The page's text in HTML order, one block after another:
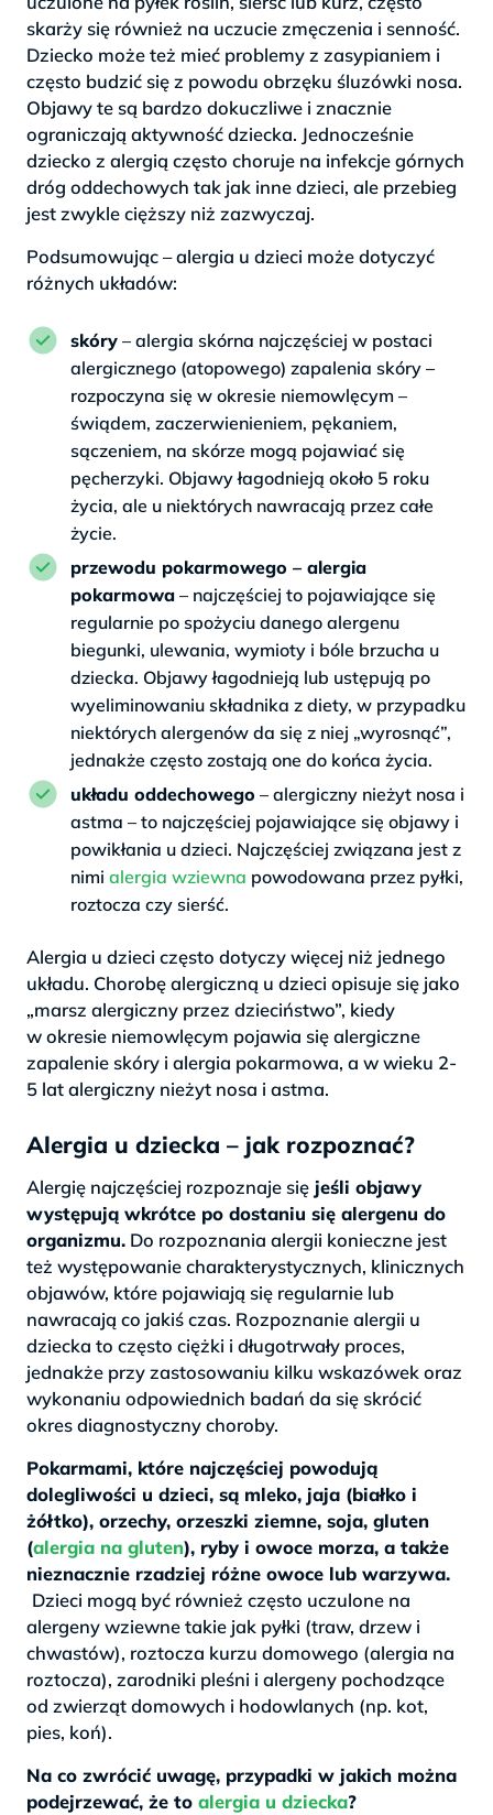
skarży się również na uczucie zmęczenia i senność.
Dziecko może też mieć problemy z zasypianiem i
często budzić się z powodu obrzęku śluzówki nosa.
Objawy te są bardzo dokuczliwe i znacznie
ograniczają aktywność dziecka. Jednocześnie
dziecko z alergią często choruje na infekcje górnych
dróg oddechowych tak jak inne dzieci, ale przebieg
jest zwykle cięższy niż zazwyczaj.
Podsumowując – alergia u dzieci może dotyczyć
różnych układów:
skóry – alergia skórna najczęściej w postaci
alergicznego (atopowego) zapalenia skóry –
rozpoczyna się w okresie niemowlęcym –
świądem, zaczerwienieniem, pękaniem,
sączeniem, na skórze mogą pojawiać się
pęcherzyki. Objawy łagodnieją około 5 roku
życia, ale u niektórych nawracają przez całe
życie.
przewodu pokarmowego – alergia
pokarmowa – najczęściej to pojawiające się
regularnie po spożyciu danego alergenu
biegunki, ulewania, wymioty i bóle brzucha u
dziecka. Objawy łagodnieją lub ustępują po
wyeliminowaniu składnika z diety, w przypadku
niektórych alergenów da się z niej „wyrosnąć”,
jednakże często zostają one do końca życia.
układu oddechowego – alergiczny nieżyt nosa i
astma – to najczęściej pojawiające się objawy i
powikłania u dzieci. Najczęściej związana jest z
nimi alergia wziewna powodowana przez pyłki,
roztocza czy sierść.
Alergia u dzieci często dotyczy więcej niż jednego
układu. Chorobę alergiczną u dzieci opisuje się jako
„marsz alergiczny przez dzieciństwo”, kiedy
w okresie niemowlęcym pojawia się alergiczne
zapalenie skóry i alergia pokarmowa, a w wieku 2-
5 lat alergiczny nieżyt nosa i astma.
Alergia u dziecka – jak rozpoznać?
Alergię najczęściej rozpoznaje się jeśli objawy
występują wkrótce po dostaniu się alergenu do
organizmu. Do rozpoznania alergii konieczne jest
też występowanie charakterystycznych, klinicznych
objawów, które pojawiają się regularnie lub
nawracają co jakiś czas. Rozpoznanie alergii u
dziecka to często ciężki i długotrwały proces,
jednakże przy zastosowaniu kilku wskazówek oraz
wykonaniu odpowiednich badań da się skrócić
okres diagnostyczny choroby.
Pokarmami, które najczęściej powodują
dolegliwości u dzieci, są mleko, jaja (białko i
żółtko), orzechy, orzeszki ziemne, soja, gluten
(alergia na gluten), ryby i owoce morza, a także
nieznacznie rzadziej różne owoce lub warzywa.
Dzieci mogą być również często uczulone na
alergeny wziewne takie jak pyłki (traw, drzew i
chwastów), roztocza kurzu domowego (alergia na
roztocza), zarodniki pleśni i alergeny pochodzące
od zwierząt domowych i hodowlanych (np. kot,
pies, koń).
Na co zwrócić uwagę, przypadki w jakich można
podejrzewać, że to alergia u dziecka?